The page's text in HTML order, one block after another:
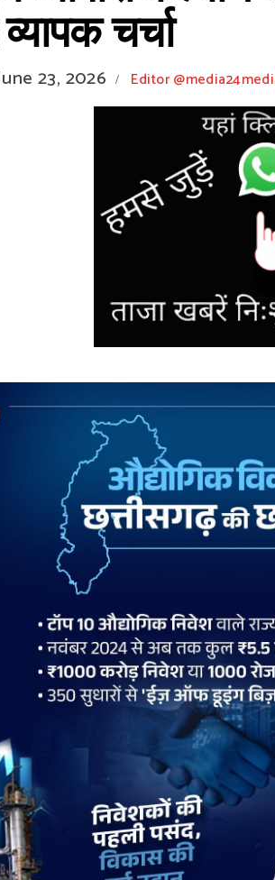
चर्चा
23, 2026 / Editor